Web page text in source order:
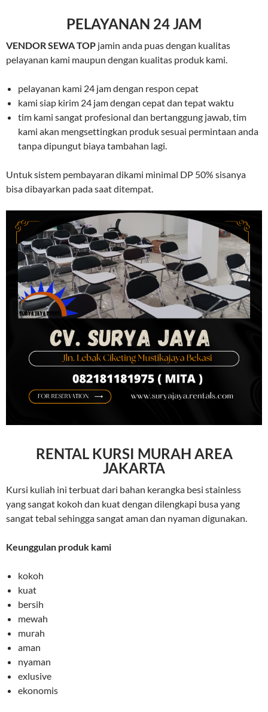
PELAYANAN 24 JAM
VENDOR SEWA TOP jamin anda puas dengan kualitas
pelayanan kami maupun dengan kualitas produk kami.
pelayanan kami 24 jam dengan respon cepat
kami siap kirim 24 jam dengan cepat dan tepat waktu
tim kami sangat profesional dan bertanggung jawab, tim
kami akan mengsettingkan produk sesuai permintaan anda
tanpa dipungut biaya tambahan lagi.
Untuk sistem pembayaran dikami minimal DP 50% sisanya
bisa dibayarkan pada saat ditempat.
RENTAL KURSI MURAH AREA
JAKARTA
Kursi kuliah ini terbuat dari bahan kerangka besi stainless
yang sangat kokoh dan kuat dengan dilengkapi busa yang
sangat tebal sehingga sangat aman dan nyaman digunakan.
Keunggulan produk kami
kokoh
kuat
bersih
mewah
murah
aman
nyaman
exlusive
ekonomis